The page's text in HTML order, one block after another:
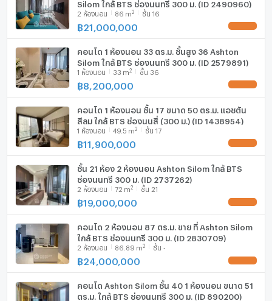
Silom ใกล้ BTS ช่องนนทรี 300 ม. (ID 2490960)
2 ห้องนอน 86 m2 ชั้น 16
฿21,000,000
คอนโด 1 ห้องนอน 33 ตร.ม. ชั้นสูง 36 Ashton
Silom ใกล้ BTS ช่องนนทรี 300 ม. (ID 2579891)
1 ห้องนอน 33 m2 ชั้น 36
฿8,200,000
คอนโด 1 ห้องนอน ชั้น 17 ขนาด 50 ตร.ม. แอชตัน
สีลม ใกล้ BTS ช่องนนสี่ (300 ม.) (ID 1438954)
1 ห้องนอน 49.5 m2 ชั้น 17
฿11,900,000
ชั้น 21 ห้อง 2 ห้องนอน Ashton Silom ใกล้ BTS
ช่องนนทรี 300 ม. (ID 2737262)
2 ห้องนอน 72 m2 ชั้น 21
฿19,000,000
คอนโด 2 ห้องนอน 87 ตร.ม. ขาย ที่ Ashton Silom
ใกล้ BTS ช่องนนทรี 300 ม. (ID 2830709)
2 ห้องนอน 86.89 m2 ชั้น -
฿24,000,000
คอนโด Ashton Silom ชั้น 40 1 ห้องนอน ขนาด 51
ตร.ม. ใกล้ BTS ช่องนนทรี 300 ม. (ID 890200)